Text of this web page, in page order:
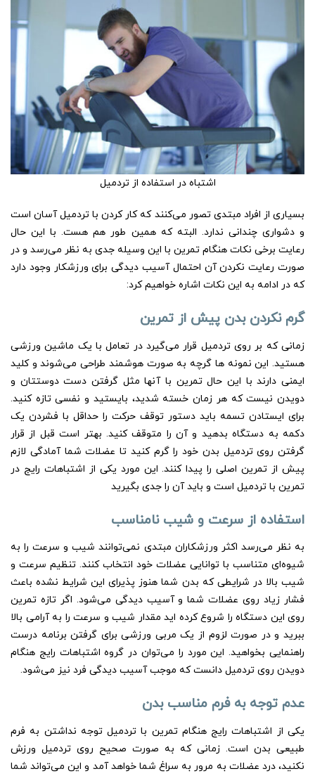
اشتباه در استفاده از تردمیل
بسیاری از افراد مبتدی تصور می‌کنند که کار کردن با تردمیل آسان است
و دشواری چندانی ندارد. البته که همین طور هم هست. با این حال
رعایت برخی نکات هنگام تمرین با این وسیله جدی به نظر می‌رسد و در
صورت رعایت نکردن آن احتمال آسیب دیدگی برای ورزشکار وجود دارد
که در ادامه به این نکات اشاره خواهیم کرد:
گرم نکردن بدن پیش از تمرین
زمانی که بر روی تردمیل قرار می‌گیرد در تعامل با یک ماشین ورزشی
هستید. این نمونه ‌ها گرچه به صورت هوشمند طراحی می‌شوند و کلید
ایمنی دارند با این حال تمرین با آنها مثل گرفتن دست دوستتان و
دویدن نیست که هر زمان خسته شدید، بایستید و نفسی تازه کنید.
برای ایستادن تسمه باید دستور توقف حرکت را حداقل با فشردن یک
دکمه به دستگاه بدهید و آن را متوقف کنید. بهتر است قبل از قرار
گرفتن روی تردمیل بدن خود را گرم کنید تا عضلات شما آمادگی لازم
پیش از تمرین اصلی را پیدا کنند. این مورد یکی از اشتباهات رایج در
تمرین با تردمیل است و باید آن را جدی بگیرید
استفاده از سرعت و شیب نامناسب
به نظر می‌رسد اکثر ورزشکاران مبتدی نمی‌توانند شیب و سرعت را به
شیوه‌ای متناسب با توانایی عضلات خود انتخاب کنند. تنظیم سرعت و
شیب بالا در شرایطی که بدن شما هنوز پذیرای این شرایط نشده باعث
فشار زیاد روی عضلات شما و آسیب دیدگی می‌شود. اگر تازه تمرین
روی این دستگاه را شروع کرده اید مقدار شیب و سرعت را به آرامی بالا
ببرید و در صورت لزوم از یک مربی ورزشی برای گرفتن برنامه درست
راهنمایی بخواهید. این مورد را می‌توان در گروه اشتباهات رایج هنگام
دویدن روی تردمیل دانست که موجب آسیب دیدگی فرد نیز می‌شود.
عدم توجه به فرم مناسب بدن
یکی از اشتباهات رایج هنگام تمرین با تردمیل توجه نداشتن به فرم
طبیعی بدن است. زمانی که به صورت صحیح روی تردمیل ورزش
نکنید، درد عضلات به مرور به سراغ شما خواهد آمد و این می‌تواند شما